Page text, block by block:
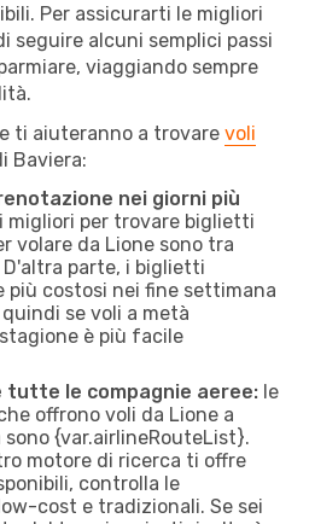
Per assicurarti le migliori
seguire alcuni semplici passi
viaggiando sempre
ti aiuteranno a trovare voli
Baviera:
nei giorni più
migliori per trovare biglietti
volare da Lione sono tra
parte, i biglietti
più costosi nei fine settimana
se voli a metà
è più facile
tutte le compagnie aeree: le
offrono voli da Lione a
sono {​var.airlineRouteList}.
motore di ricerca ti offre
controlla le
cost e tradizionali. Se sei